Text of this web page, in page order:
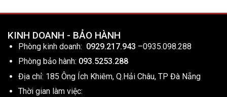
KINH DOANH - BẢO HÀNH
Phòng kinh doanh: 0929.217.943 –0935.098.288
Phòng bảo hành: 093.5253.288
Địa chỉ: 185 Ông Ích Khiêm, Q.Hải Châu, TP Đà Nẵng
Thời gian làm việc: